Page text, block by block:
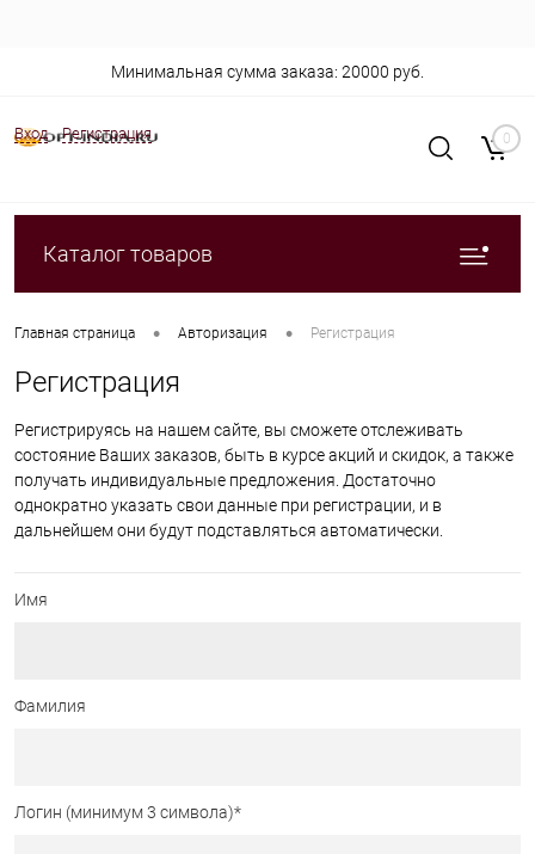
Вход Регистрация
Минимальная сумма заказа: 20000 руб.
0
Каталог товаров
Главная страница • Авторизация • Регистрация
Регистрация
Регистрируясь на нашем сайте, вы сможете отслеживать
состояние Ваших заказов, быть в курсе акций и скидок, а также
получать индивидуальные предложения. Достаточно
однократно указать свои данные при регистрации, и в
дальнейшем они будут подставляться автоматически.
Имя
Фамилия
Логин (минимум 3 символа)*